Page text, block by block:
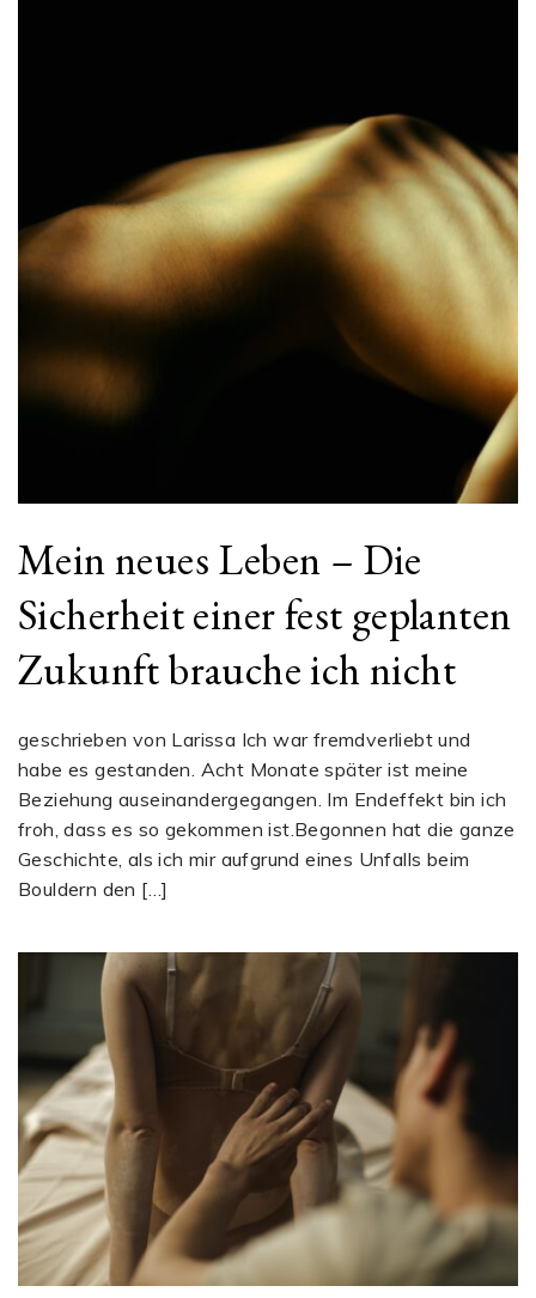
Mein neues Leben – Die
Sicherheit einer fest geplanten
Zukunft brauche ich nicht
geschrieben von Larissa Ich war fremdverliebt und
habe es gestanden. Acht Monate später ist meine
Beziehung auseinandergegangen. Im Endeffekt bin ich
froh, dass es so gekommen ist.Begonnen hat die ganze
Geschichte, als ich mir aufgrund eines Unfalls beim
Bouldern den […]